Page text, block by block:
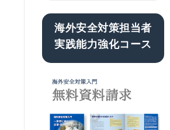
海外安全対策担当者
実践能力強化コース